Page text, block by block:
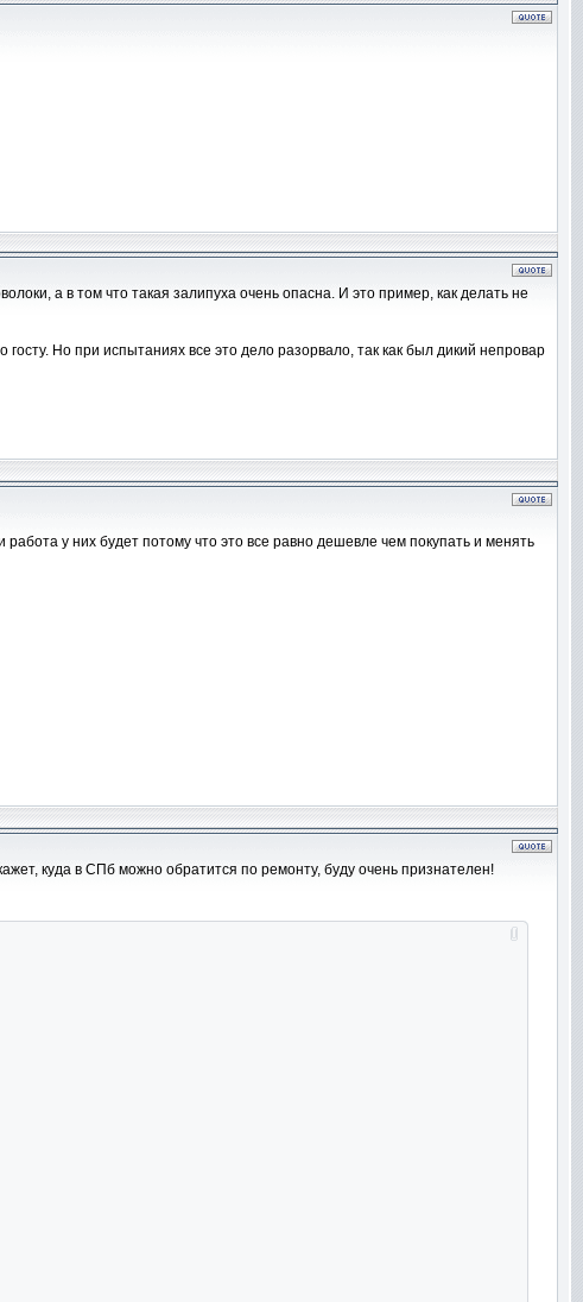
а в том что такая залипуха очень опасна. И это пример, как делать не
Но при испытаниях все это дело разорвало, так как был дикий непровар
у них будет потому что это все равно дешевле чем покупать и менять
куда в СПб можно обратится по ремонту, буду очень признателен!